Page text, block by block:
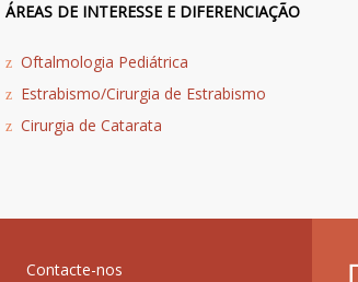
ÁREAS DE INTERESSE E DIFERENCIAÇÃO
Oftalmologia Pediátrica
Estrabismo/Cirurgia de Estrabismo
Cirurgia de Catarata
Contacte-nos